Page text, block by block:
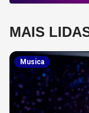
MAIS
Musica